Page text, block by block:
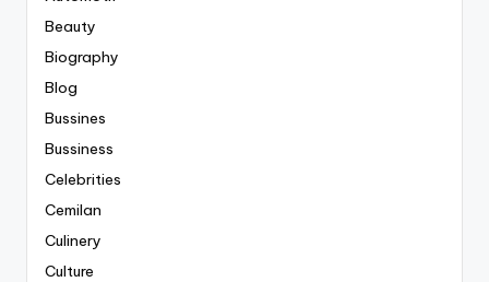
Beauty
Biography
Blog
Bussines
Bussiness
Celebrities
Cemilan
Culinery
Culture